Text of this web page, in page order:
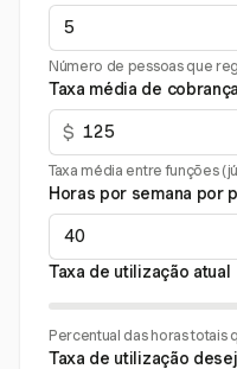
Número de pessoas que
Taxa média de cobrança
$
Taxa média entre funções
Horas por semana por
Taxa de utilização atual
Percentual das horas totais
Taxa de utilização